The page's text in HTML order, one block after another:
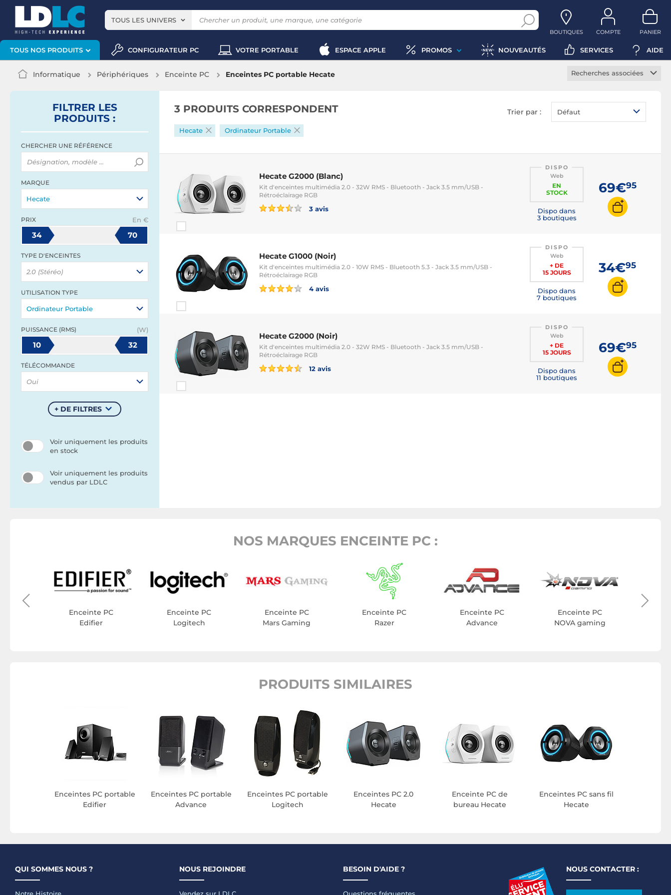
TOUS LES UNIVERS
BOUTIQUES COMPTE PANIER
TOUS NOS PRODUITS CONFIGURATEUR PC VOTRE PORTABLE ESPACE APPLE PROMOS NOUVEAUTÉS SERVICES AIDE
Informatique Périphériques Enceinte PC Enceintes PC portable Hecate
Recherches associées
Enceintes PC portable
Enceintes PC de bureau
Barre de son PC
FILTRER LES
PRODUITS :
CHERCHER UNE RÉFÉRENCE
MARQUE
Hecate
PRIX En €
34 70
TYPE D'ENCEINTES
2.0 (Stéréo)
UTILISATION TYPE
Ordinateur Portable
PUISSANCE (RMS) (W)
10 32
TÉLÉCOMMANDE
Oui
+ DE FILTRES
Voir uniquement les produits
en stock
Voir uniquement les produits
vendus par LDLC
3 PRODUITS CORRESPONDENT Trier par : Défaut
Hecate Ordinateur Portable
Hecate G2000 (Blanc)
Kit d'enceintes multimédia 2.0 - 32W RMS - Bluetooth - Jack 3.5 mm/USB -
Rétroéclairage RGB
3 avis
DISPO
Web
EN
STOCK
Dispo dans
3 boutiques
69€95
Hecate G1000 (Noir)
Kit d'enceintes multimédia 2.0 - 10W RMS - Bluetooth 5.3 - Jack 3.5 mm/USB -
Rétroéclairage RGB
4 avis
DISPO
Web
+ DE
15 JOURS
Dispo dans
7 boutiques
34€95
Hecate G2000 (Noir)
Kit d'enceintes multimédia 2.0 - 32W RMS - Bluetooth - Jack 3.5 mm/USB -
Rétroéclairage RGB
12 avis
DISPO
Web
+ DE
15 JOURS
Dispo dans
11 boutiques
69€95
NOS MARQUES ENCEINTE PC :
Enceinte PC
Edifier
Enceinte PC
Logitech
Enceinte PC
Mars Gaming
Enceinte PC
Razer
Enceinte PC
Advance
Enceinte PC
NOVA gaming
PRODUITS SIMILAIRES
Enceintes PC portable
Edifier
Enceintes PC portable
Advance
Enceintes PC portable
Logitech
Enceintes PC 2.0
Hecate
Enceinte PC de
bureau Hecate
Enceintes PC sans fil
Hecate
QUI SOMMES NOUS ? NOUS REJOINDRE BESOIN D'AIDE ? NOUS CONTACTER :